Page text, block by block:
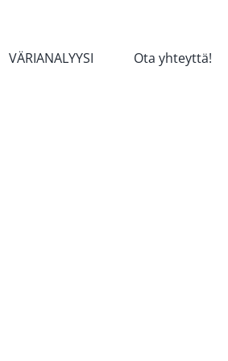
VÄRIANALYYSI Ota yhteyttä!